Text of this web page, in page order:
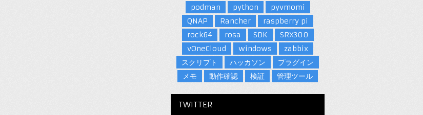
podman
python
pyvmomi
QNAP
Rancher
raspberry pi
rock64
rosa SDK
SRX300
vOneCloud
windows
zabbix
スクリプト
ハッカソン
プラグイン
メモ
動作確認 検証 管理ツール
TWITTER